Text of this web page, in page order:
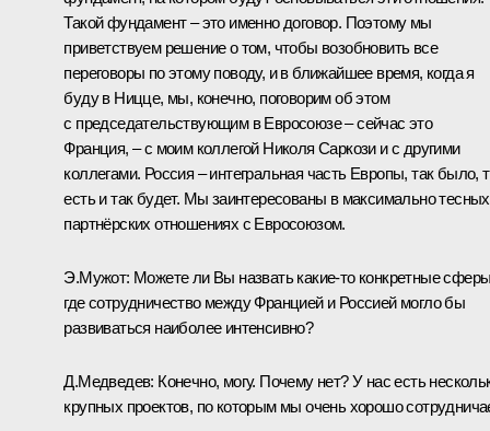
Такой фундамент – это именно договор. Поэтому мы
приветствуем решение о том, чтобы возобновить все
переговоры по этому поводу, и в ближайшее время, когда я
буду в Ницце, мы, конечно, поговорим об этом
с председательствующим в Евросоюзе – сейчас это
Франция, – с моим коллегой Николя Саркози и с другими
коллегами. Россия – интегральная часть Европы, так было,
есть и так будет. Мы заинтересованы в максимально тесных
партнёрских отношениях с Евросоюзом.
Э.Мужот: Можете ли Вы назвать какие‑то конкретные
где сотрудничество между Францией и Россией могло бы
развиваться наиболее интенсивно?
Д.Медведев: Конечно, могу. Почему нет? У нас есть
крупных проектов, по которым мы очень хорошо